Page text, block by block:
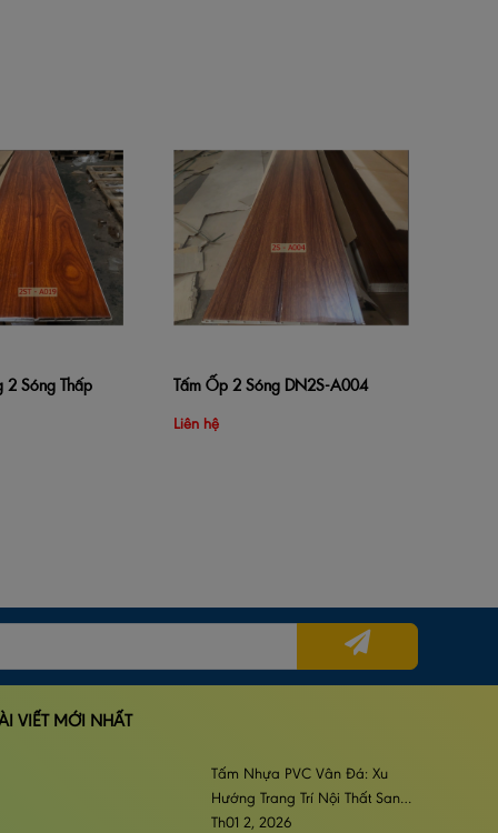
Xem nhanh
2 Sóng Thấp
Thêm vào giỏ hàng
Tấm Ốp 2 Sóng DN2S-A004
Liên hệ
VIẾT MỚI NHẤT
Tấm Nhựa PVC Vân Đá: Xu
Hướng Trang Trí Nội Thất Sang
Trọng, Đẳng Cấp & Bền Bỉ
Th01 2, 2026